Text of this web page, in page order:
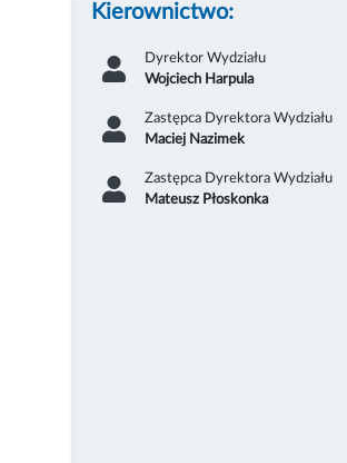
Kierownictwo:
Dyrektor Wydziału
Wojciech Harpula
Zastępca Dyrektora Wydziału
Maciej Nazimek
Zastępca Dyrektora Wydziału
Mateusz Płoskonka